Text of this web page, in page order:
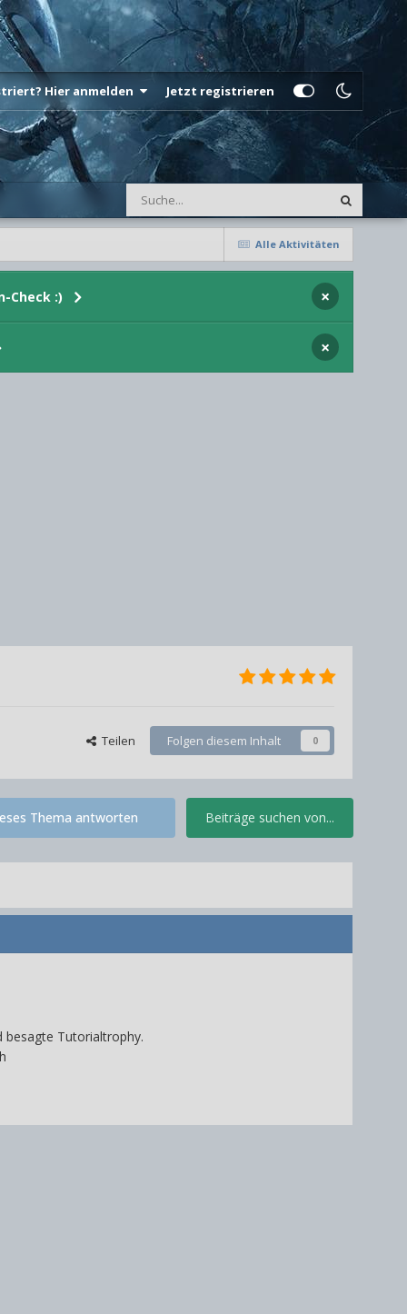
Hier anmelden Jetzt registrieren
Alle Aktivitäten
Check :) ×
×
Teilen Folgen diesem Inhalt 0
Beiträge suchen von...
Thema antworten
besagte Tutorialtrophy.